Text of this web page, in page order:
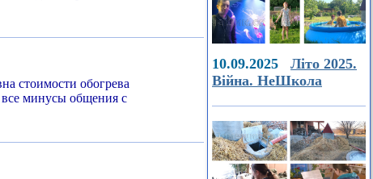
стоимости обогрева
все минусы общения с
10.09.2025 Літо 2025.
Війна. НеШкола